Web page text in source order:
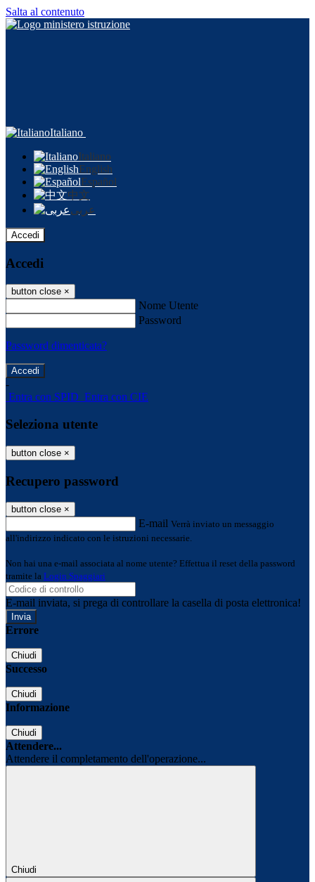
Salta al contenuto
Italiano
Italiano
English
Español
中文
عربى
Accedi
Accedi
button close ×
Nome Utente
Password
Password dimenticata?
-
Entra con SPID Entra con CIE
Seleziona utente
button close ×
Recupero password
button close ×
E-mail Verrà inviato un messaggio
all'indirizzo indicato con le istruzioni necessarie.
Non hai una e-mail associata al nome utente? Effettua il reset della password
tramite la Login Spaggiari
E-mail inviata, si prega di controllare la casella di posta elettronica!
Errore
Chiudi
Successo
Chiudi
Informazione
Chiudi
Attendere...
Attendere il completamento dell'operazione...
Chiudi